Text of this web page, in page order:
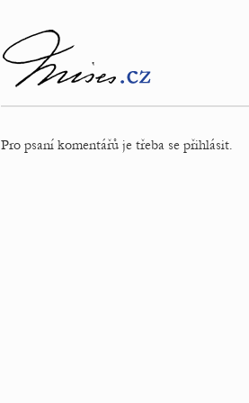
Pro psaní komentářů je třeba se přihlásit.